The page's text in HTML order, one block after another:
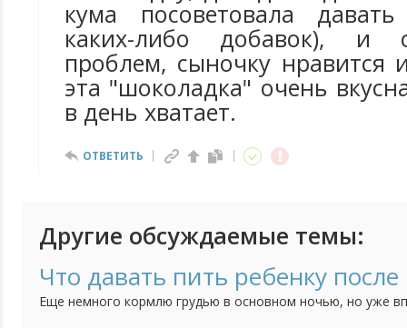
кума посоветовала
каких-либо добавок), и
проблем, сыночку нравится
эта "шоколадка" очень
в день хватает.
ОТВЕТИТЬ
Другие обсуждаемые темы:
Что давать пить ребенку после
Еще немного кормлю грудью в основном ночью, но уже